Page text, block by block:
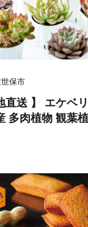
保市
直送 】 エケベ
多肉植物 観葉
園 おひさま 長